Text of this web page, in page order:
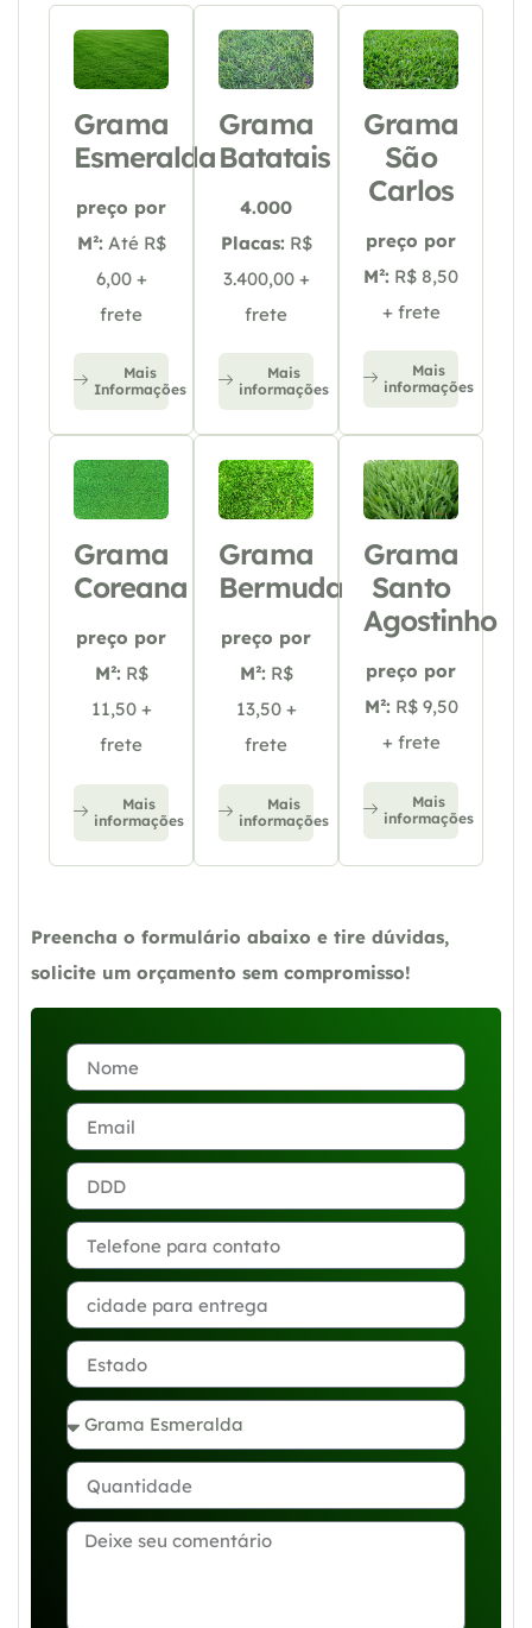
Grama
Esmeralda
preço por
M²: Até R$
6,00 +
frete
Mais
Informações
Grama
Batatais
4.000
Placas: R$
3.400,00 +
frete
Mais
informações
Grama
São
Carlos
preço por
M²: R$ 8,50
+ frete
Mais
informações
Grama
Coreana
preço por
M²: R$
11,50 +
frete
Mais
informações
Grama
Bermuda
preço por
M²: R$
13,50 +
frete
Mais
informações
Grama
Santo
Agostinho
preço por
M²: R$ 9,50
+ frete
Mais
informações
Preencha o formulário abaixo e tire dúvidas,
solicite um orçamento sem compromisso!